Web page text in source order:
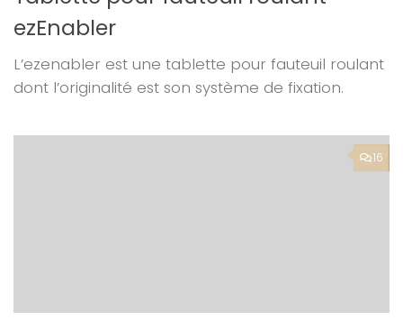
ezEnabler
L’ezenabler est une tablette pour fauteuil roulant
dont l’originalité est son système de fixation.
16